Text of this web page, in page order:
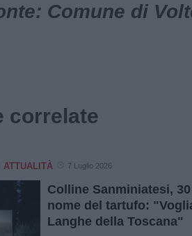
Comune di
correlate
ATTUALITÀ 7 Luglio 2026
Colline Sanminiatesi,
nome del tartufo:
Langhe della Toscana"